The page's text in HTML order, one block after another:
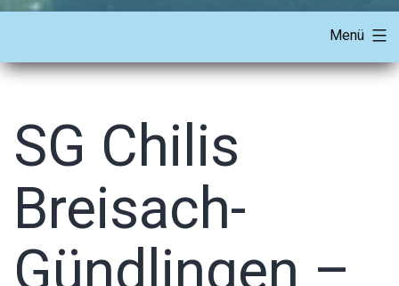
Menü
SG Chilis
Breisach-
Gündlingen –